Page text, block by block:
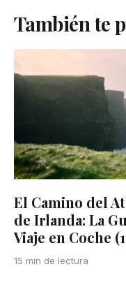
También te
El Camino del
de Irlanda: La
Viaje en Coche
15 min de lectura